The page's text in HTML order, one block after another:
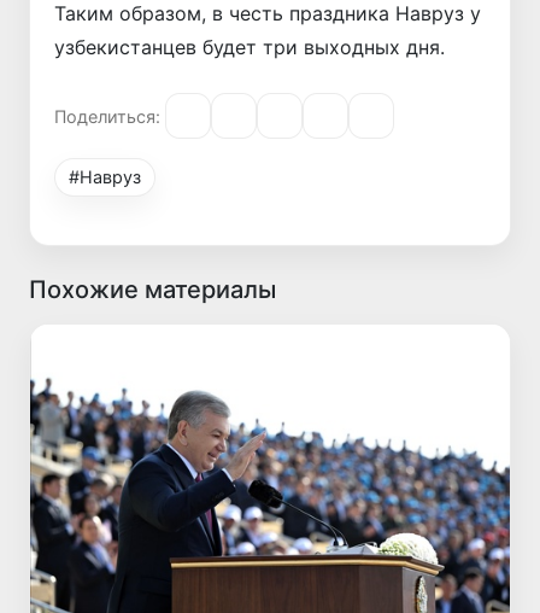
Таким образом, в честь праздника Навруз у
узбекистанцев будет три выходных дня.
Поделиться:
#Навруз
Похожие материалы